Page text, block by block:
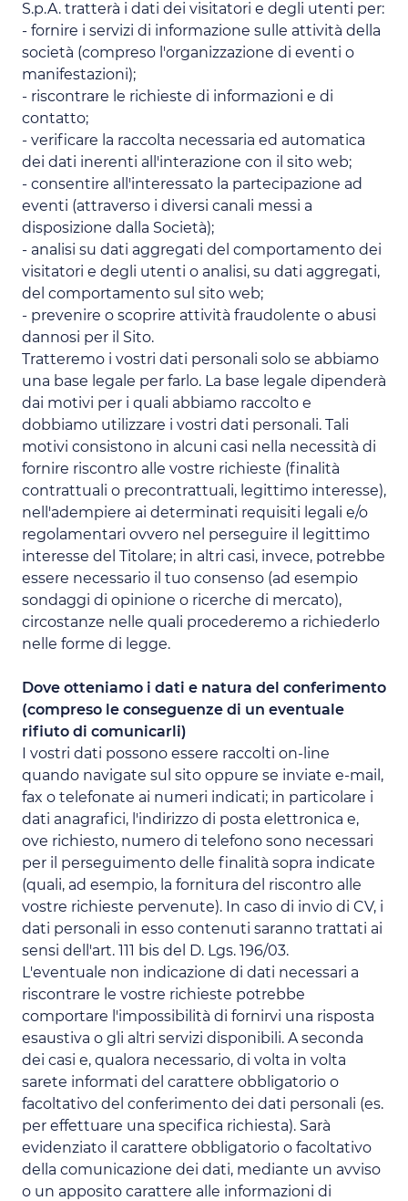
S.p.A. tratterà i dati dei visitatori e degli utenti per:
- fornire i servizi di informazione sulle attività della
società (compreso l'organizzazione di eventi o
manifestazioni);
- riscontrare le richieste di informazioni e di
contatto;
- verificare la raccolta necessaria ed automatica
dei dati inerenti all'interazione con il sito web;
- consentire all'interessato la partecipazione ad
eventi (attraverso i diversi canali messi a
disposizione dalla Società);
- analisi su dati aggregati del comportamento dei
visitatori e degli utenti o analisi, su dati aggregati,
del comportamento sul sito web;
- prevenire o scoprire attività fraudolente o abusi
dannosi per il Sito.
Tratteremo i vostri dati personali solo se abbiamo
una base legale per farlo. La base legale dipenderà
dai motivi per i quali abbiamo raccolto e
dobbiamo utilizzare i vostri dati personali. Tali
motivi consistono in alcuni casi nella necessità di
fornire riscontro alle vostre richieste (finalità
contrattuali o precontrattuali, legittimo interesse),
nell'adempiere ai determinati requisiti legali e/o
regolamentari ovvero nel perseguire il legittimo
interesse del Titolare; in altri casi, invece, potrebbe
essere necessario il tuo consenso (ad esempio
sondaggi di opinione o ricerche di mercato),
circostanze nelle quali procederemo a richiederlo
nelle forme di legge.
Dove otteniamo i dati e natura del conferimento
(compreso le conseguenze di un eventuale
rifiuto di comunicarli)
I vostri dati possono essere raccolti on-line
quando navigate sul sito oppure se inviate e-mail,
fax o telefonate ai numeri indicati; in particolare i
dati anagrafici, l'indirizzo di posta elettronica e,
ove richiesto, numero di telefono sono necessari
per il perseguimento delle finalità sopra indicate
(quali, ad esempio, la fornitura del riscontro alle
vostre richieste pervenute). In caso di invio di CV, i
dati personali in esso contenuti saranno trattati ai
sensi dell'art. 111 bis del D. Lgs. 196/03.
L'eventuale non indicazione di dati necessari a
riscontrare le vostre richieste potrebbe
comportare l'impossibilità di fornirvi una risposta
esaustiva o gli altri servizi disponibili. A seconda
dei casi e, qualora necessario, di volta in volta
sarete informati del carattere obbligatorio o
facoltativo del conferimento dei dati personali (es.
per effettuare una specifica richiesta). Sarà
evidenziato il carattere obbligatorio o facoltativo
della comunicazione dei dati, mediante un avviso
o un apposito carattere alle informazioni di